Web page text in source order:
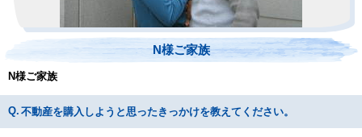
N様ご家族
N様ご家族
不動産を購入しようと思ったきっかけを教えてください。